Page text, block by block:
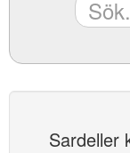
Sardeller